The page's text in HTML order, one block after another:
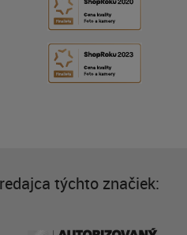
týchto značiek: